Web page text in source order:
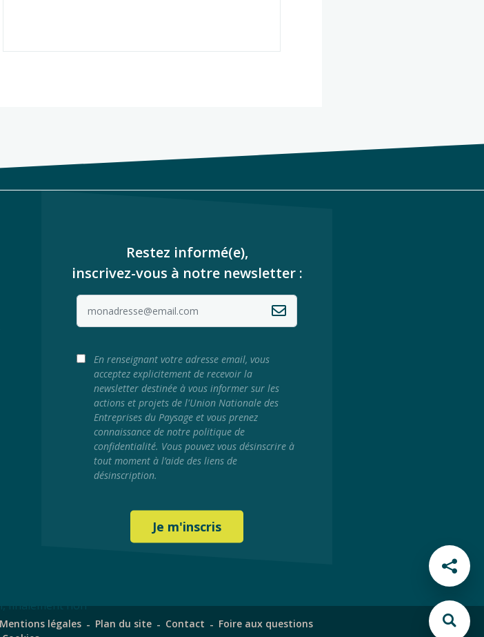
Restez informé(e),
inscrivez-vous à notre newsletter :
En renseignant votre adresse email, vous
acceptez explicitement de recevoir la
newsletter destinée à vous informer sur les
actions et projets de l'Union Nationale des
Entreprises du Paysage et vous prenez
connaissance de notre politique de
confidentialité. Vous pouvez vous désinscrire à
tout moment à l’aide des liens de
désinscription.
Mentions légales Plan du site Contact
Foire aux questions
finalement non